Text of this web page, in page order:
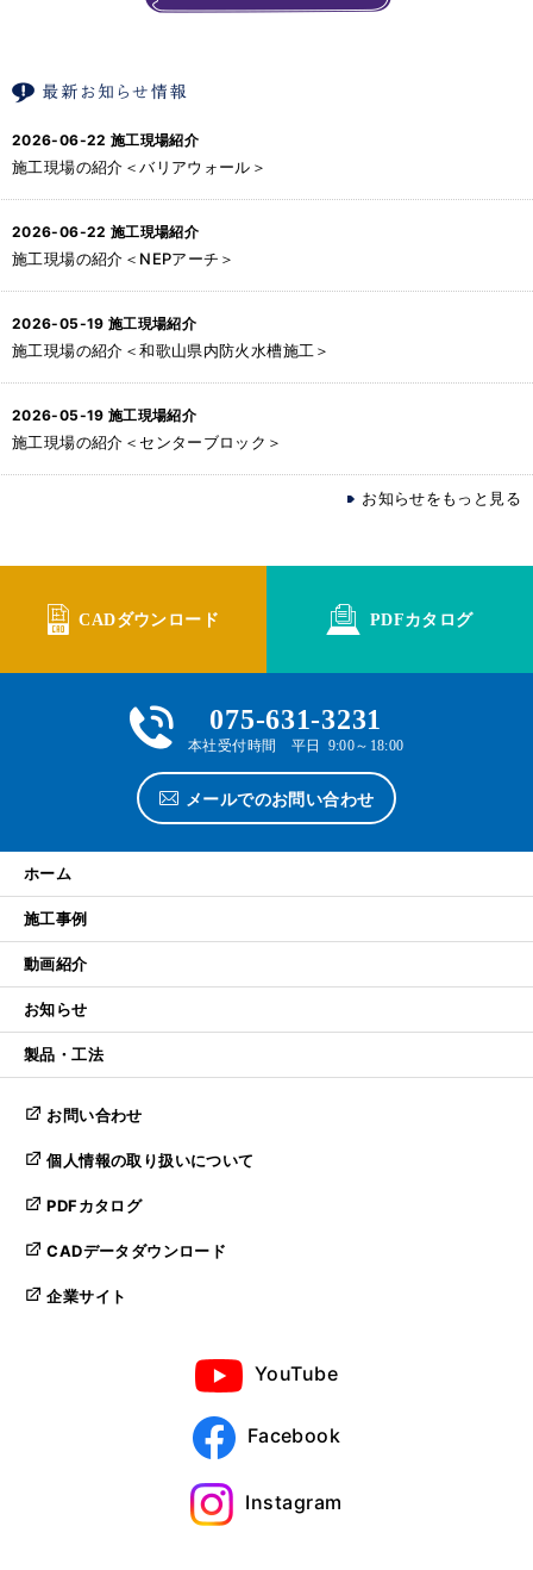
2026-06-22 施工現場紹介
施工現場の紹介＜バリアウォール＞
2026-06-22 施工現場紹介
施工現場の紹介＜NEPアーチ＞
2026-05-19 施工現場紹介
施工現場の紹介＜和歌山県内防火水槽施工＞
2026-05-19 施工現場紹介
施工現場の紹介＜センターブロック＞
お知らせをもっと見る
CADダウンロード PDFカタログ
075-631-3231
本社受付時間 平日 9:00～18:00
メールでのお問い合わせ
ホーム
施工事例
動画紹介
お知らせ
製品・工法
お問い合わせ
個人情報の取り扱いについて
PDFカタログ
CADデータダウンロード
企業サイト
YouTube
Facebook
Instagram